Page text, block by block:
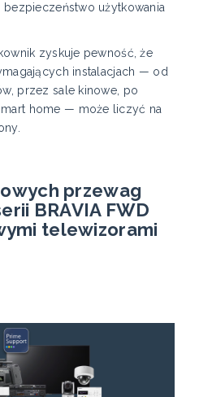
bezpieczeństwo użytkowania
zyskuje pewność, że
instalacjach — od
przez sale kinowe, po
home — może liczyć na
przewag
BRAVIA FWD
telewizorami